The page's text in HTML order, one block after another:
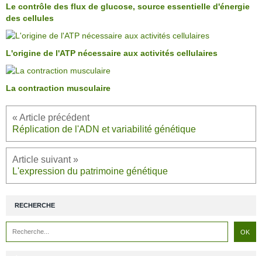
Le contrôle des flux de glucose, source essentielle d'énergie
des cellules
L'origine de l'ATP nécessaire aux activités cellulaires
La contraction musculaire
Réplication de l'ADN et variabilité génétique
L'expression du patrimoine génétique
RECHERCHE